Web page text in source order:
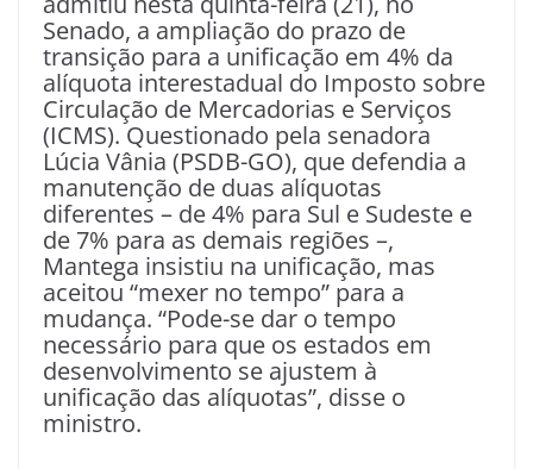
Senado, a ampliação do prazo de
transição para a unificação em 4% da
alíquota interestadual do Imposto sobre
Circulação de Mercadorias e Serviços
(ICMS). Questionado pela senadora
Lúcia Vânia (PSDB-GO), que defendia a
manutenção de duas alíquotas
diferentes – de 4% para Sul e Sudeste e
de 7% para as demais regiões –,
Mantega insistiu na unificação, mas
aceitou “mexer no tempo” para a
mudança. “Pode-se dar o tempo
necessário para que os estados em
desenvolvimento se ajustem à
unificação das alíquotas”, disse o
ministro.